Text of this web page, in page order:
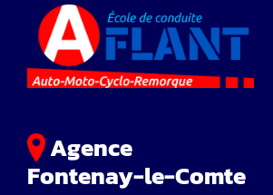
Agence
Fontenay-le-Comte